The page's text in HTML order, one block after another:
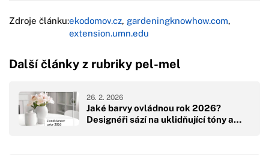
Zdroje článku:ekodomov.cz, gardeningknowhow.com,
extension.umn.edu
Další články z rubriky pel-mel
Jaké barvy ovládnou rok 2026?
Designéři sází na uklidňující tóny a…
26. 2. 2026